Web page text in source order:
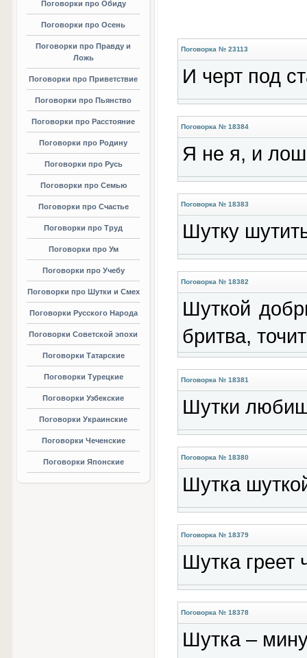
Поговорки про Обиду
Поговорки про Осень
Поговорки про Правду и
Ложь
Поговорки про Приветствие
Поговорки про Пьянство
Поговорки про Расстояние
Поговорки про Родину
Поговорки про Русь
Поговорки про Семью
Поговорки про Счастье
Поговорки про Труд
Поговорки про Ум
Поговорки про Учебу
Поговорки про Шутки и Смех
Поговорки Русского Народа
Поговорки Советской эпохи
Поговорки Татарские
Поговорки Турецкие
Поговорки Узбекские
Поговорки Украинские
Поговорки Чеченские
Поговорки Японские
Поговорка № 23113
И черт под
Поговорка № 18384
Я не я, и
Поговорка № 18383
Шутку
Поговорка № 18382
Шуткой
бритва,
Поговорка № 18381
Шутки
Поговорка № 18380
Шутка
Поговорка № 18379
Шутка греет
Поговорка № 18378
Шутка –